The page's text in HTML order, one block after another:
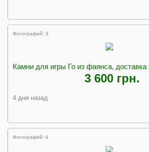
Фотографий: 3
Камни для игры Го из фаянса, доставка
3 600 грн.
4 дня назад
Фотографий: 4